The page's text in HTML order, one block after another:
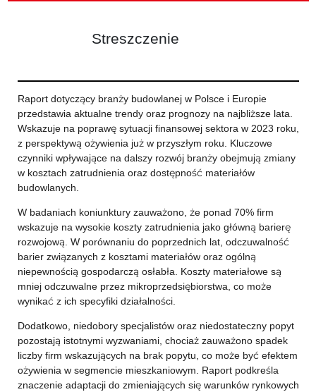
Streszczenie
Raport dotyczący branży budowlanej w Polsce i Europie
przedstawia aktualne trendy oraz prognozy na najbliższe lata.
Wskazuje na poprawę sytuacji finansowej sektora w 2023 roku,
z perspektywą ożywienia już w przyszłym roku. Kluczowe
czynniki wpływające na dalszy rozwój branży obejmują zmiany
w kosztach zatrudnienia oraz dostępność materiałów
budowlanych.
W badaniach koniunktury zauważono, że ponad 70% firm
wskazuje na wysokie koszty zatrudnienia jako główną barierę
rozwojową. W porównaniu do poprzednich lat, odczuwalność
barier związanych z kosztami materiałów oraz ogólną
niepewnością gospodarczą osłabła. Koszty materiałowe są
mniej odczuwalne przez mikroprzedsiębiorstwa, co może
wynikać z ich specyfiki działalności.
Dodatkowo, niedobory specjalistów oraz niedostateczny popyt
pozostają istotnymi wyzwaniami, chociaż zauważono spadek
liczby firm wskazujących na brak popytu, co może być efektem
ożywienia w segmencie mieszkaniowym. Raport podkreśla
znaczenie adaptacji do zmieniających się warunków rynkowych